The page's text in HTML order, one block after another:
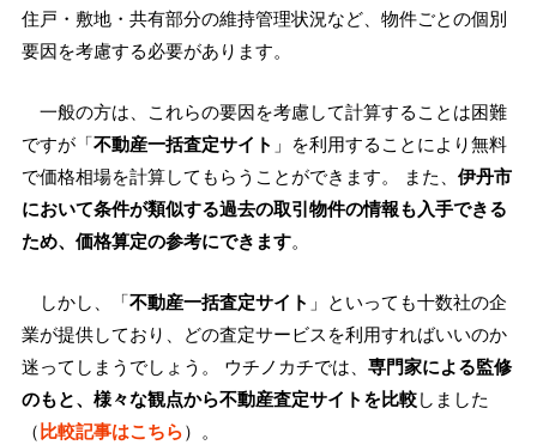
住戸・敷地・共有部分の維持管理状況など、物件ごとの個別
要因を考慮する必要があります。
一般の方は、これらの要因を考慮して計算することは困難
ですが「不動産一括査定サイト 」を利用することにより無料
で価格相場を計算してもらうことができます。 また、 伊丹市
において条件が類似する過去の取引物件の情報も入手できる
ため、価格算定の参考にできます。
しかし、「不動産一括査定サイト 」といっても十数社の企
業が提供しており、どの査定サービスを利用すればいいのか
迷ってしまうでしょう。 ウチノカチでは、 専門家による監修
のもと、様々な観点から不動産査定サイトを比較しました
（比較記事はこちら）。